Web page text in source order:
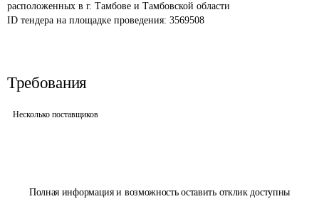
Полная информация и возможность оставить отклик доступны
расположенных в г. Тамбове и Тамбовской области
ID тендера на площадке проведения: 3569508
Требования
Несколько поставщиков